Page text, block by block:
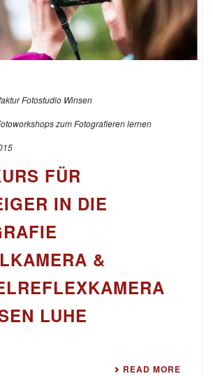
Fotostudio Winsen
zum Fotografieren lernen
FÜR
IN DIE
&
LUHE
READ MORE